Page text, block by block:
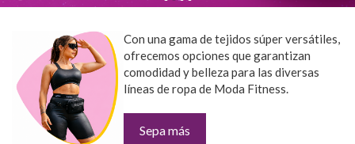
Con una gama de tejidos súper versátiles,
ofrecemos opciones que garantizan
comodidad y belleza para las diversas
líneas de ropa de Moda Fitness.
Sepa más